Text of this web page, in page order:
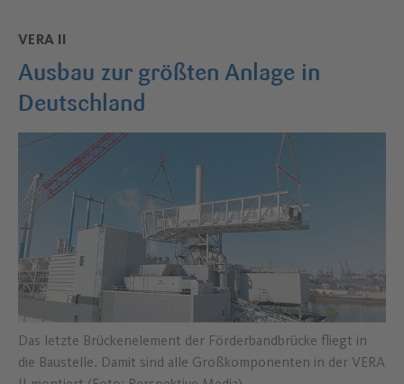
Ausbau zur größten Anlage in
Deutschland
–
VERA II
Das letzte Brückenelement der Förderbandbrücke fliegt in
die Baustelle. Damit sind alle Großkomponenten in der VERA